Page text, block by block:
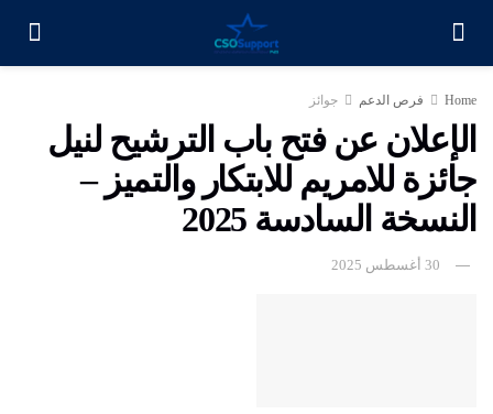
Home فرص الدعم جوائز
الإعلان عن فتح باب الترشيح لنيل
جائزة للامريم للابتكار والتميز –
النسخة السادسة 2025
30 أغسطس 2025